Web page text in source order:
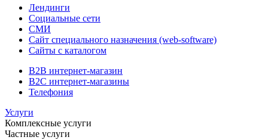
Лендинги
Социальные сети
СМИ
Сайт специального назначения (web-software)
Сайты с каталогом
B2B интернет-магазин
B2C интернет-магазины
Телефония
Услуги
Комплексные услуги
Частные услуги